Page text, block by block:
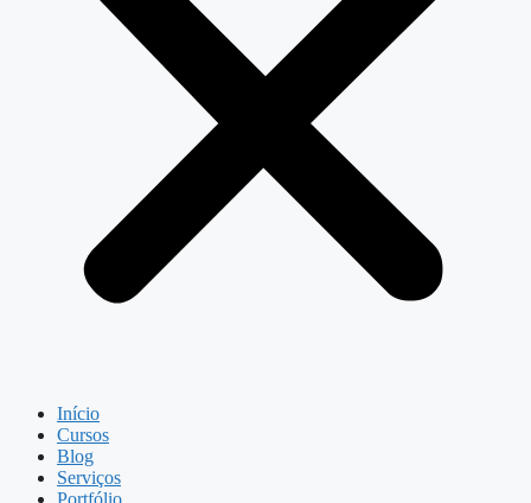
Início
Cursos
Blog
Serviços
Portfólio